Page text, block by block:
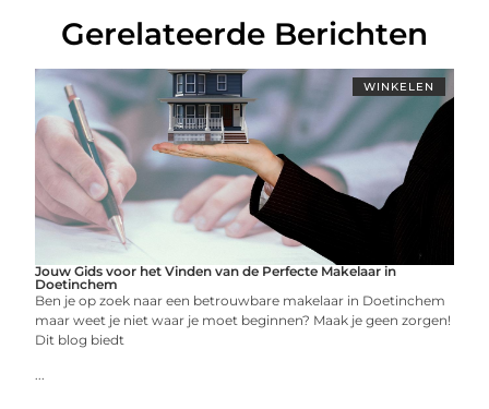
Gerelateerde Berichten
WINKELEN
Jouw Gids voor het Vinden van de Perfecte Makelaar in
Doetinchem
Ben je op zoek naar een betrouwbare makelaar in Doetinchem
maar weet je niet waar je moet beginnen? Maak je geen zorgen!
Dit blog biedt
...